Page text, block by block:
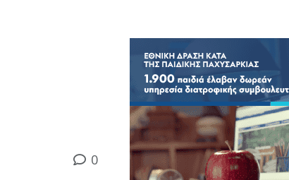
0